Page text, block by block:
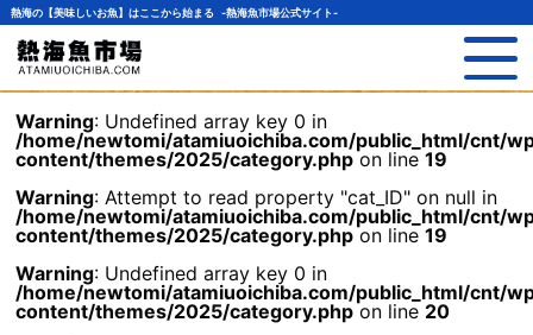
熱海の【美味しいお魚】はここから始まる -熱海魚市場公式サイト-
Warning: Undefined array key 0 in
/home/newtomi/atamiuoichiba.com/public_html/cnt/
content/themes/2025/category.phpon line 19
Warning: Attempt to read property "cat_ID" on null in
/home/newtomi/atamiuoichiba.com/public_html/cnt/
content/themes/2025/category.phpon line 19
Warning: Undefined array key 0 in
/home/newtomi/atamiuoichiba.com/public_html/cnt/
content/themes/2025/category.phpon line 20